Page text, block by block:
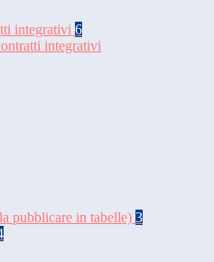
integrativi 6
integrativi
pubblicare in tabelle) 3